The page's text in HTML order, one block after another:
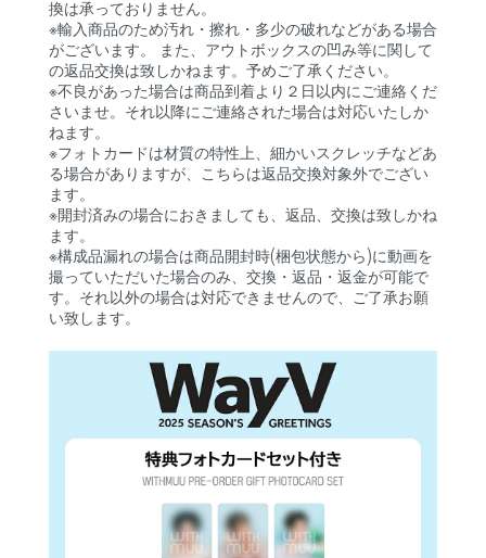
換は承っておりません。
※輸入商品のため汚れ・擦れ・多少の破れなどがある場合
がございます。 また、アウトボックスの凹み等に関して
の返品交換は致しかねます。予めご了承ください。
※不良があった場合は商品到着より２日以内にご連絡くだ
さいませ。それ以降にご連絡された場合は対応いたしか
ねます。
※フォトカードは材質の特性上、細かいスクレッチなどあ
る場合がありますが、こちらは返品交換対象外でござい
ます。
※開封済みの場合におきましても、返品、交換は致しかね
ます。
※構成品漏れの場合は商品開封時(梱包状態から)に動画を
撮っていただいた場合のみ、交換・返品・返金が可能で
す。それ以外の場合は対応できませんので、ご了承お願
い致します。